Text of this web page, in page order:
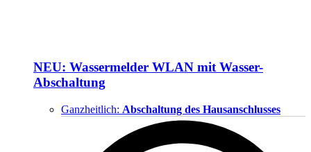
NEU: Wassermelder WLAN mit Wasser-
Abschaltung
Ganzheitlich: Abschaltung des Hausanschlusses